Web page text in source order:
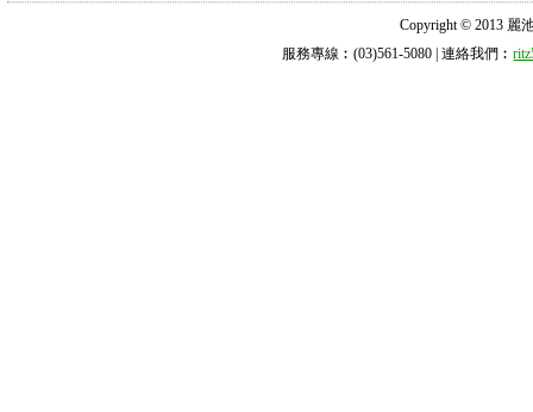
Copyright © 2013 麗
服務專線︰(03)561-5080 | 連絡我們︰